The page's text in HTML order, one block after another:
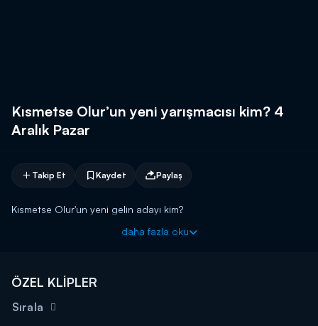
Kısmetse Olur’un yeni yarışmacısı kim? 4
Aralık Pazar
Takip Et Kaydet Paylaş
Kısmetse Olur'un yeni gelin adayı kim?
daha fazla oku
ÖZEL KLİPLER
Sırala